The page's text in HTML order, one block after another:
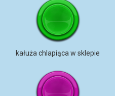
kałuża chlapiąca w sklepie